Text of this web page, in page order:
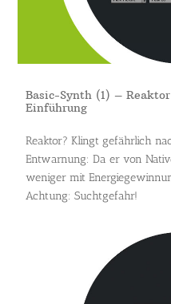
Basic-Synth (1) –
Einführung
Reaktor? Klingt gefährlich
Entwarnung: Da er von
weniger mit
Achtung: Suchtgefahr!